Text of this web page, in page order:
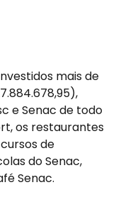
mais de
e Senac de todo
os restaurantes
de
do Senac,
Senac.